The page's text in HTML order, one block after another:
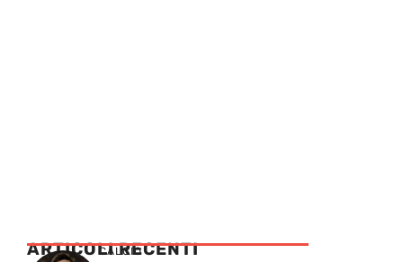
ARTICOLI RECENTI
CALCIO